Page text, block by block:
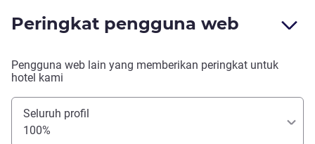
Peringkat pengguna web
Pengguna web lain yang memberikan peringkat untuk
hotel kami
Seluruh profil
100%